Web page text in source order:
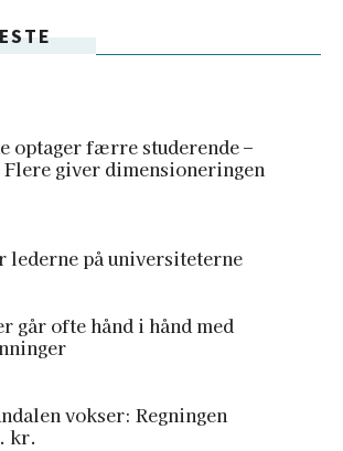
optager færre studerende –
Flere giver dimensioneringen
lederne på universiteterne
går ofte hånd i hånd med
vokser: Regningen
kr.